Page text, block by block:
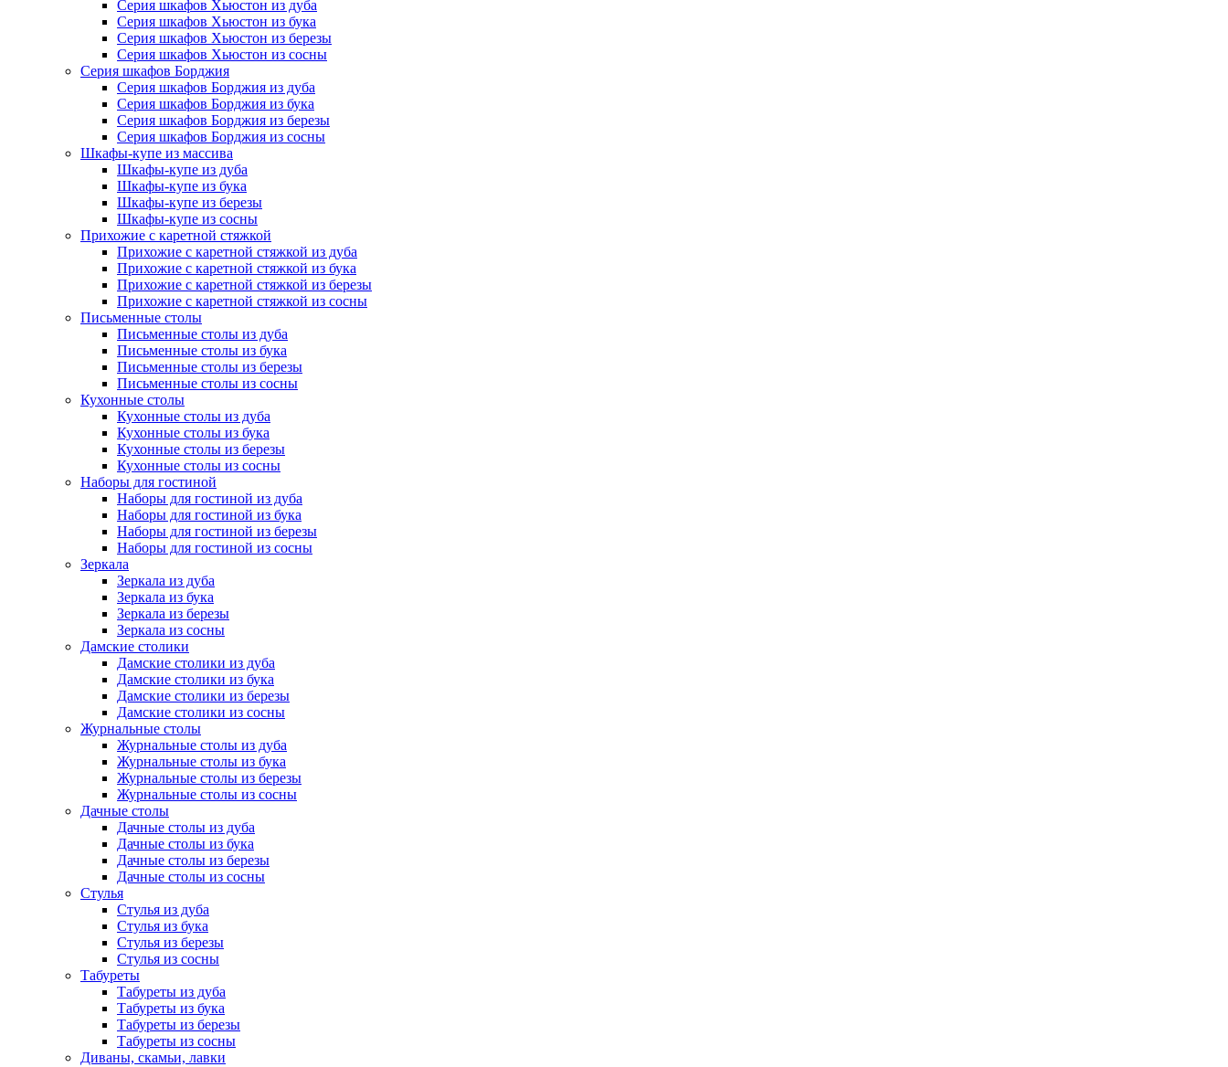
Серия шкафов Хьюстон из дуба
Серия шкафов Хьюстон из бука
Серия шкафов Хьюстон из березы
Серия шкафов Хьюстон из сосны
Серия шкафов Борджия
Серия шкафов Борджия из дуба
Серия шкафов Борджия из бука
Серия шкафов Борджия из березы
Серия шкафов Борджия из сосны
Шкафы-купе из массива
Шкафы-купе из дуба
Шкафы-купе из бука
Шкафы-купе из березы
Шкафы-купе из сосны
Прихожие с каретной стяжкой
Прихожие с каретной стяжкой из дуба
Прихожие с каретной стяжкой из бука
Прихожие с каретной стяжкой из березы
Прихожие с каретной стяжкой из сосны
Письменные столы
Письменные столы из дуба
Письменные столы из бука
Письменные столы из березы
Письменные столы из сосны
Кухонные столы
Кухонные столы из дуба
Кухонные столы из бука
Кухонные столы из березы
Кухонные столы из сосны
Наборы для гостиной
Наборы для гостиной из дуба
Наборы для гостиной из бука
Наборы для гостиной из березы
Наборы для гостиной из сосны
Зеркала
Зеркала из дуба
Зеркала из бука
Зеркала из березы
Зеркала из сосны
Дамские столики
Дамские столики из дуба
Дамские столики из бука
Дамские столики из березы
Дамские столики из сосны
Журнальные столы
Журнальные столы из дуба
Журнальные столы из бука
Журнальные столы из березы
Журнальные столы из сосны
Дачные столы
Дачные столы из дуба
Дачные столы из бука
Дачные столы из березы
Дачные столы из сосны
Стулья
Стулья из дуба
Стулья из бука
Стулья из березы
Стулья из сосны
Табуреты
Табуреты из дуба
Табуреты из бука
Табуреты из березы
Табуреты из сосны
Диваны, скамьи, лавки